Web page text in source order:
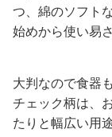
つ、綿のソフト
始めから使い易
大判なので食器
チェック柄は、
たりと幅広い用